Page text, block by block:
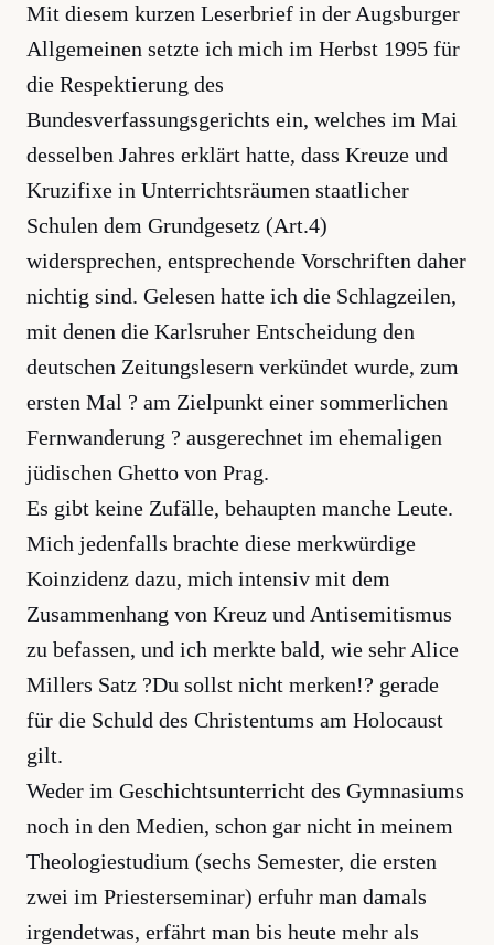
Mit diesem kurzen Leserbrief in der Augsburger
Allgemeinen setzte ich mich im Herbst 1995 für
die Respektierung des
Bundesverfassungsgerichts ein, welches im Mai
desselben Jahres erklärt hatte, dass Kreuze und
Kruzifixe in Unterrichtsräumen staatlicher
Schulen dem Grundgesetz (Art.4)
widersprechen, entsprechende Vorschriften daher
nichtig sind. Gelesen hatte ich die Schlagzeilen,
mit denen die Karlsruher Entscheidung den
deutschen Zeitungslesern verkündet wurde, zum
ersten Mal ? am Zielpunkt einer sommerlichen
Fernwanderung ? ausgerechnet im ehemaligen
jüdischen Ghetto von Prag.
Es gibt keine Zufälle, behaupten manche Leute.
Mich jedenfalls brachte diese merkwürdige
Koinzidenz dazu, mich intensiv mit dem
Zusammenhang von Kreuz und Antisemitismus
zu befassen, und ich merkte bald, wie sehr Alice
Millers Satz ?Du sollst nicht merken!? gerade
für die Schuld des Christentums am Holocaust
gilt.
Weder im Geschichtsunterricht des Gymnasiums
noch in den Medien, schon gar nicht in meinem
Theologiestudium (sechs Semester, die ersten
zwei im Priesterseminar) erfuhr man damals
irgendetwas, erfährt man bis heute mehr als